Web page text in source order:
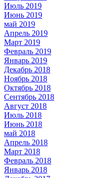
Июль 2019
Июнь 2019
май 2019
Апрель 2019
Март 2019
Февраль 2019
Январь 2019
Декабрь 2018
Ноябрь 2018
Октябрь 2018
Сентябрь 2018
Август 2018
Июль 2018
Июнь 2018
май 2018
Апрель 2018
Март 2018
Февраль 2018
Январь 2018